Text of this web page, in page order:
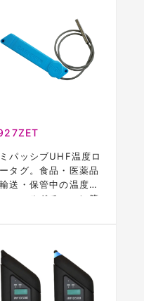
パッシブUHF温度ロ
タグ。食品・医薬品
送・保管中の温度監
コールドチェーン管